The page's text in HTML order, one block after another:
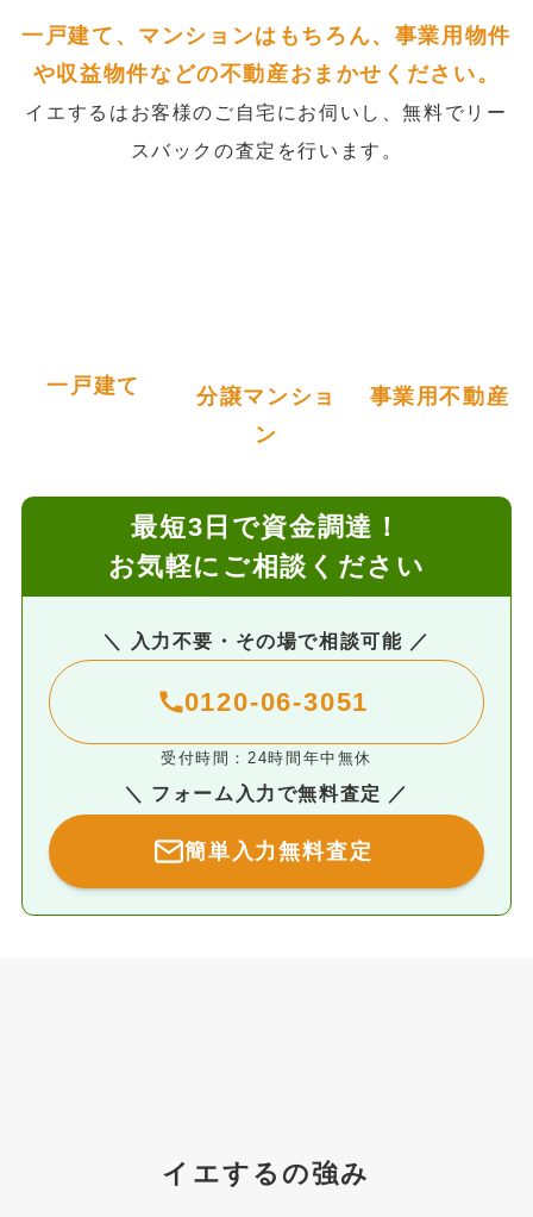
一戸建て、マンションはもちろん、事業用物件
や収益物件などの不動産おまかせください。
イエするはお客様のご自宅にお伺いし、無料でリー
スバックの査定を行います。
一戸建て
分譲マンショ
ン
事業用不動産
最短3日で資金調達！
お気軽にご相談ください
＼ 入力不要・その場で相談可能 ／
0120-06-3051
受付時間：24時間年中無休
＼ フォーム入力で無料査定 ／
簡単入力無料査定
イエするの強み